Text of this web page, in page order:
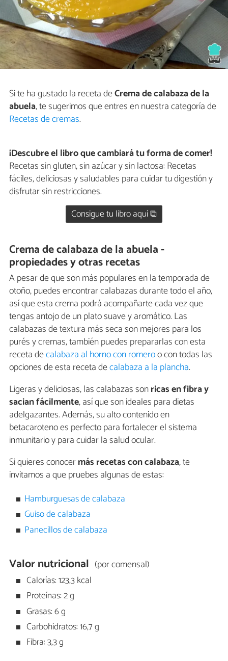
Si te ha gustado la receta deCrema de calabaza de la
abuela, te sugerimos que entres en nuestra categoría de
Recetas de cremas.
¡Descubre el libro que cambiará tu forma de comer!
Recetas sin gluten, sin azúcar y sin lactosa: Recetas
fáciles, deliciosas y saludables para cuidar tu digestión y
disfrutar sin restricciones.
Consigue tu libro aquí ⧉
Crema de calabaza de la abuela -
propiedades y otras recetas
A pesar de que son más populares en la temporada de
otoño, puedes encontrar calabazas durante todo el año,
así que esta crema podrá acompañarte cada vez que
tengas antojo de un plato suave y aromático. Las
calabazas de textura más seca son mejores para los
purés y cremas, también puedes prepararlas con esta
receta decalabaza al horno con romeroo con todas las
opciones de esta receta decalabaza a la plancha.
Ligeras y deliciosas, las calabazas sonricas en fibra y
sacian fácilmente, así que son ideales para dietas
adelgazantes. Además, su alto contenido en
betacaroteno es perfecto para fortalecer el sistema
inmunitario y para cuidar la salud ocular.
Si quieres conocermás recetas con calabaza, te
invitamos a que pruebes algunas de estas:
Hamburguesas de calabaza
Guiso de calabaza
Panecillos de calabaza
Valor nutricional (por comensal)
Calorías: 123,3 kcal
Proteínas: 2 g
Grasas: 6 g
Carbohidratos: 16,7 g
Fibra: 3,3 g